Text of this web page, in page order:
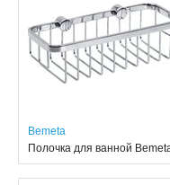
Bemeta
Полочка для ванной